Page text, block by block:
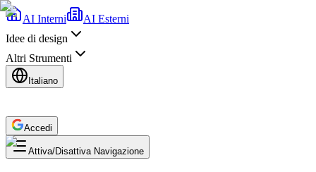
AI Interni
AI Esterni
Idee di design
Altri Strumenti
Italiano
Accedi
Attiva/Disattiva Navigazione